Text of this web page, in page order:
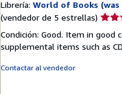
Librería: World of Books (was
(vendedor de 5 estrellas)
5
Condición: Good. Item in
supplemental items such as
Contactar al vendedor